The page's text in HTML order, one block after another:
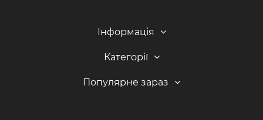
Інформація
Категорії
Популярне зараз